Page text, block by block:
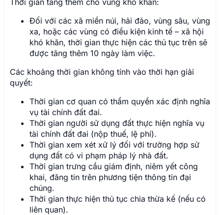
Đối với các xã miền núi, hải đảo, vùng sâu, vùng
xa, hoặc các vùng có điều kiện kinh tế – xã hội
khó khăn, thời gian thực hiện các thủ tục trên sẽ
được tăng thêm 10 ngày làm việc.
Các khoảng thời gian không tính vào thời hạn giải
quyết:
Thời gian cơ quan có thẩm quyền xác định nghĩa
vụ tài chính đất đai.
Thời gian người sử dụng đất thực hiện nghĩa vụ
tài chính đất đai (nộp thuế, lệ phí).
Thời gian xem xét xử lý đối với trường hợp sử
dụng đất có vi phạm pháp lý nhà đất.
Thời gian trưng cầu giám định, niêm yết công
khai, đăng tin trên phương tiện thông tin đại
chúng.
Thời gian thực hiện thủ tục chia thừa kế (nếu có
liên quan).